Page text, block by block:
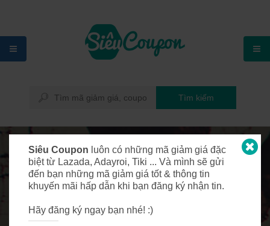
Tìm kiếm
Voucher Tiki giảm
200K cho đơn hàng 1
Siêu Coupon luôn có những mã giảm giá đặc
biệt từ Lazada, Adayroi, Tiki ... Và mình sẽ gửi
đến bạn những mã giảm giá tốt & thông tin
khuyến mãi hấp dẫn khi bạn đăng ký nhận tin.
Hãy đăng ký ngay bạn nhé! :)